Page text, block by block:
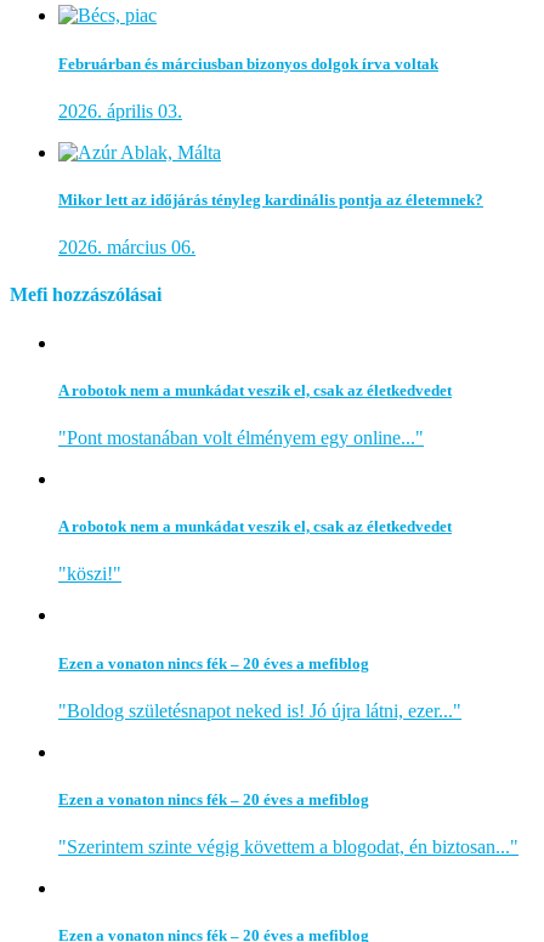
Februárban és márciusban bizonyos dolgok írva voltak
2026. április 03.
Mikor lett az időjárás tényleg kardinális pontja az életemnek?
2026. március 06.
Mefi hozzászólásai
A robotok nem a munkádat veszik el, csak az életkedvedet
"Pont mostanában volt élményem egy online..."
A robotok nem a munkádat veszik el, csak az életkedvedet
"köszi!"
Ezen a vonaton nincs fék – 20 éves a mefiblog
"Boldog születésnapot neked is! Jó újra látni, ezer..."
Ezen a vonaton nincs fék – 20 éves a mefiblog
"Szerintem szinte végig követtem a blogodat, én biztosan..."
Ezen a vonaton nincs fék – 20 éves a mefiblog